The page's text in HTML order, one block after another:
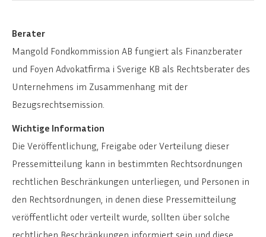
Berater
Mangold Fondkommission AB fungiert als Finanzberater
und Foyen Advokatfirma i Sverige KB als Rechtsberater des
Unternehmens im Zusammenhang mit der
Bezugsrechtsemission.
Wichtige Information
Die Veröffentlichung, Freigabe oder Verteilung dieser
Pressemitteilung kann in bestimmten Rechtsordnungen
rechtlichen Beschränkungen unterliegen, und Personen in
den Rechtsordnungen, in denen diese Pressemitteilung
veröffentlicht oder verteilt wurde, sollten über solche
rechtlichen Beschränkungen informiert sein und diese